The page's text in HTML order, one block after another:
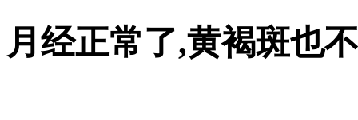
月经正常了,黄褐斑也